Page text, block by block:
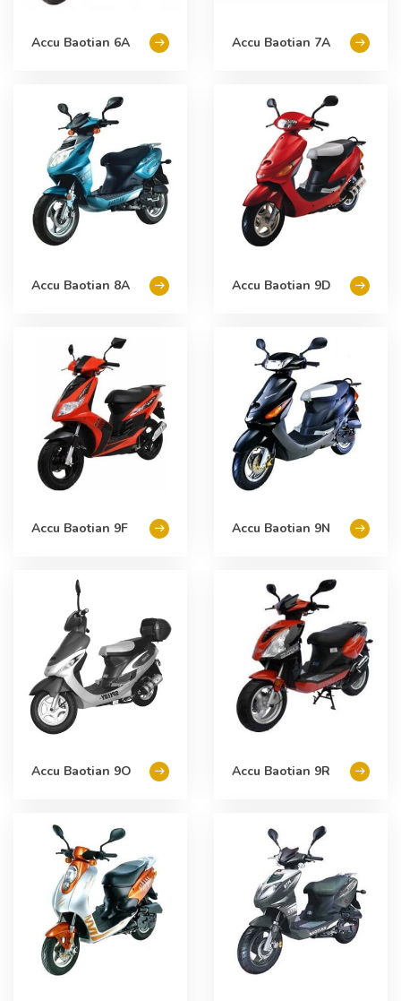
Accu Baotian 6A Accu Baotian 7A
Accu Baotian 8A Accu Baotian 9D
Accu Baotian 9F Accu Baotian 9N
Accu Baotian 9O Accu Baotian 9R